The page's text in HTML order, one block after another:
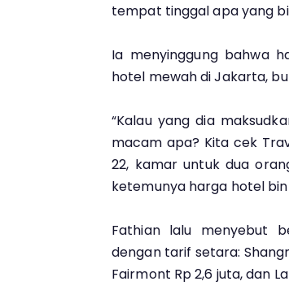
tempat tinggal apa yang
Ia menyinggung bahwa
hotel mewah di Jakarta,
“Kalau yang dia
macam apa? Kita cek
22, kamar untuk dua
ketemunya harga hotel
Fathian lalu menyebut
dengan tarif setara:
Fairmont Rp 2,6 juta, dan